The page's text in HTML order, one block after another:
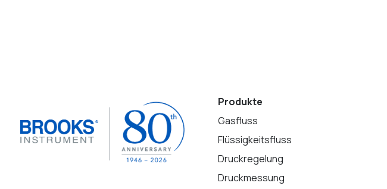
Produkte
Gasfluss
Flüssigkeitsfluss
Druckregelung
Druckmessung